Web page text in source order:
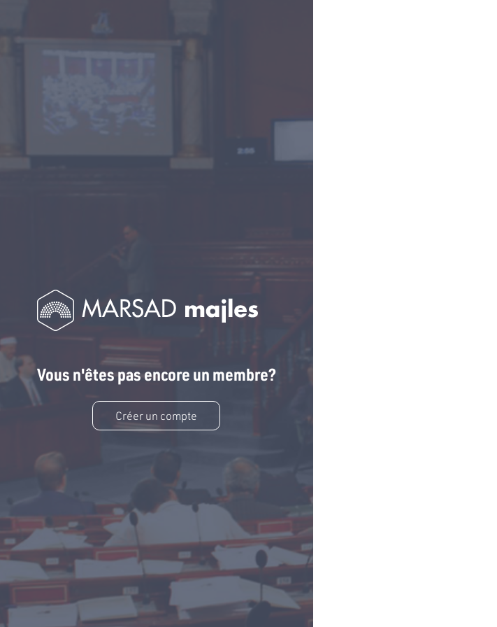
Vous n'êtes pas encore un membre?
Créer un compte